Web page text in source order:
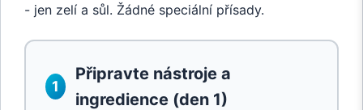
- jen zelí a sůl. Žádné speciální přísady.
1
Připravte nástroje a
ingredience (den 1)